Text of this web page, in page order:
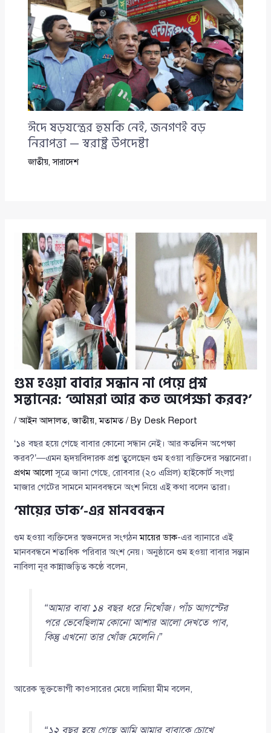
ঈদে ষড়যন্ত্রের হুমকি নেই, জনগণই বড়
নিরাপত্তা — স্বরাষ্ট্র উপদেষ্টা
জাতীয়,সারাদেশ
গুম হওয়া বাবার সন্ধান না পেয়ে প্রশ্ন
সন্তানের: ‘আমরা আর কত অপেক্ষা করব?’
/আইন আদালত,জাতীয়,মতামত/ By Desk Report
‘১৪ বছর হয়ে গেছে বাবার কোনো সন্ধান নেই। আর কতদিন অপেক্ষা
করব?’—এমন হৃদয়বিদারক প্রশ্ন তুলেছেন গুম হওয়া ব্যক্তিদের সন্তানেরা।
প্রথম আলোসূত্রে জানা গেছে, রোববার (২০ এপ্রিল) হাইকোর্ট সংলগ্ন
মাজার গেটের সামনে মানববন্ধনে অংশ নিয়ে এই কথা বলেন তারা।
‘মায়ের ডাক’-এর মানববন্ধন
গুম হওয়া ব্যক্তিদের স্বজনদের সংগঠনমায়ের ডাক-এর ব্যানারে এই
মানববন্ধনে শতাধিক পরিবার অংশ নেয়। অনুষ্ঠানে গুম হওয়া বাবার সন্তান
নাবিলা নূর কান্নাজড়িত কণ্ঠে বলেন,
“আমার বাবা ১৪ বছর ধরে নিখোঁজ। পাঁচ আগস্টের
পরে ভেবেছিলাম কোনো আশার আলো দেখতে পাব,
কিন্তু এখনো তার খোঁজ মেলেনি।”
আরেক ভুক্তভোগী কাওসারের মেয়ে লামিয়া মীম বলেন,
“১২ বছর হয়ে গেছে আমি আমার বাবাকে চোখে